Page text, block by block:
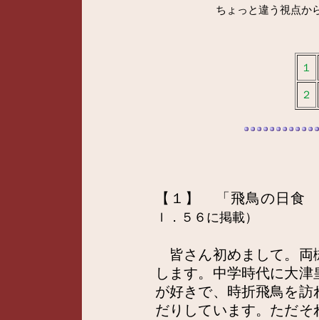
ちょっと違う視点か
１
２
【１】 「飛鳥の日
ｌ．５６に掲載）
皆さん初めまして。両
します。中学時代に大
が好きで、時折飛鳥を
だりしています。ただ